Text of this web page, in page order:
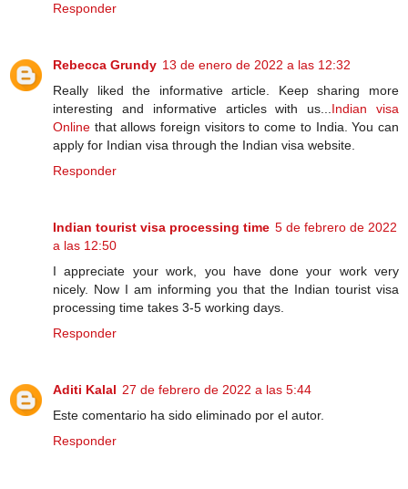
Responder
Rebecca Grundy 13 de enero de 2022 a las 12:32
Really liked the informative article. Keep sharing more
interesting and informative articles with us... Indian visa
Online that allows foreign visitors to come to India. You can
apply for Indian visa through the Indian visa website.
Responder
Indian tourist visa processing time 5 de febrero de 2022
a las 12:50
I appreciate your work, you have done your work very
nicely. Now I am informing you that the Indian tourist visa
processing time takes 3-5 working days.
Responder
Aditi Kalal 27 de febrero de 2022 a las 5:44
Este comentario ha sido eliminado por el autor.
Responder